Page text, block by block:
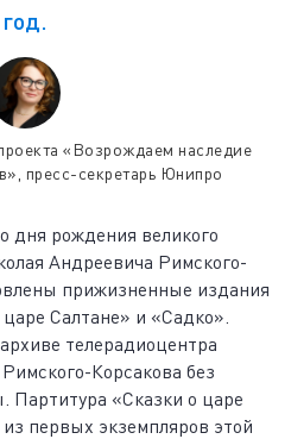
год.
«Возрождаем наследие
пресс-секретарь Юнипро
дня рождения великого
Андреевича Римского-
прижизненные издания
Салтане» и «Садко».
телерадиоцентра
Корсакова без
Партитура «Сказки о царе
первых экземпляров этой